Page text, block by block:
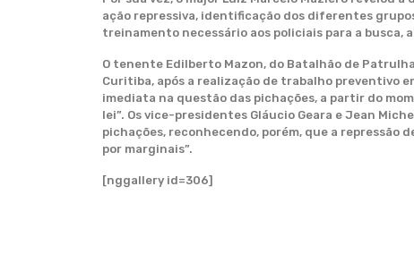
ação repressiva, identificação dos diferentes
treinamento necessário aos policiais para a busca,
O tenente Edilberto Mazon, do Batalhão de
Curitiba, após a realização de trabalho preventivo
imediata na questão das pichações, a partir do
lei”. Os vice-presidentes Gláucio Geara e Jean
pichações, reconhecendo, porém, que a repressão
por marginais”.
[nggallery id=306]